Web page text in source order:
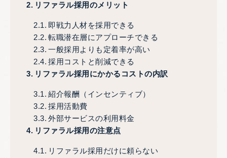
リファラル採用のメリット
即戦力人材を採用できる
転職潜在層にアプローチできる
一般採用よりも定着率が高い
採用コストと削減できる
リファラル採用にかかるコストの内訳
紹介報酬（インセンティブ）
採用活動費
外部サービスの利用料金
リファラル採用の注意点
リファラル採用だけに頼らない